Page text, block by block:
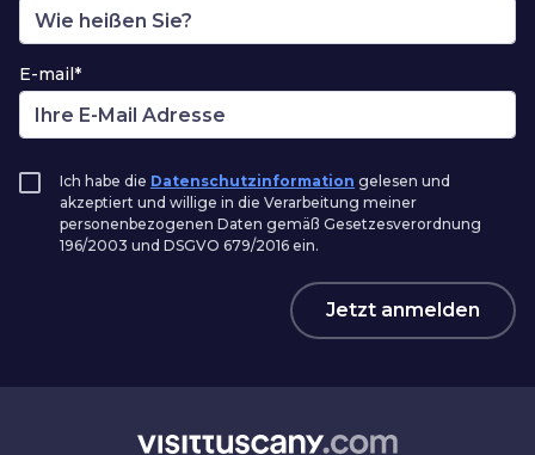
E-mail*
Ich habe die Datenschutzinformation gelesen und
akzeptiert und willige in die Verarbeitung meiner
personenbezogenen Daten gemäß Gesetzesverordnung
196/2003 und DSGVO 679/2016 ein.
Jetzt anmelden